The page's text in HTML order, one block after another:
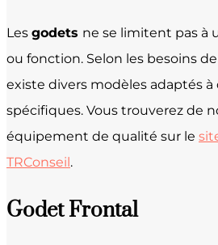
Les godets ne se limitent pas à
ou fonction. Selon les besoins
existe divers modèles adaptés à
spécifiques. Vous trouverez de
équipement de qualité sur le
TRConseil .
Godet Frontal